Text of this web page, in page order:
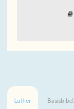
Luther Basisbibel